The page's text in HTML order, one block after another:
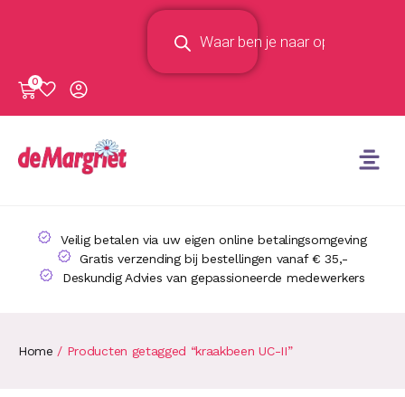
0
Veilig betalen via uw eigen online betalingsomgeving
Gratis verzending bij bestellingen vanaf € 35,-
Deskundig Advies van gepassioneerde medewerkers
Home / Producten getagged “kraakbeen UC-II”